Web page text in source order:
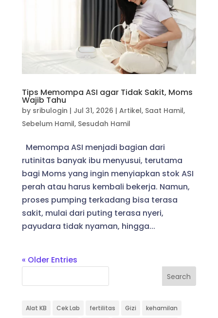
Tips Memompa ASI agar Tidak Sakit, Moms
Wajib Tahu
by sribulogin | Jul 31, 2026 | Artikel, Saat Hamil,
Sebelum Hamil, Sesudah Hamil
Memompa ASI menjadi bagian dari
rutinitas banyak ibu menyusui, terutama
bagi Moms yang ingin menyiapkan stok ASI
perah atau harus kembali bekerja. Namun,
proses pumping terkadang bisa terasa
sakit, mulai dari puting terasa nyeri,
payudara tidak nyaman, hingga...
« Older Entries
Search
Alat KB Cek Lab fertilitas Gizi kehamilan